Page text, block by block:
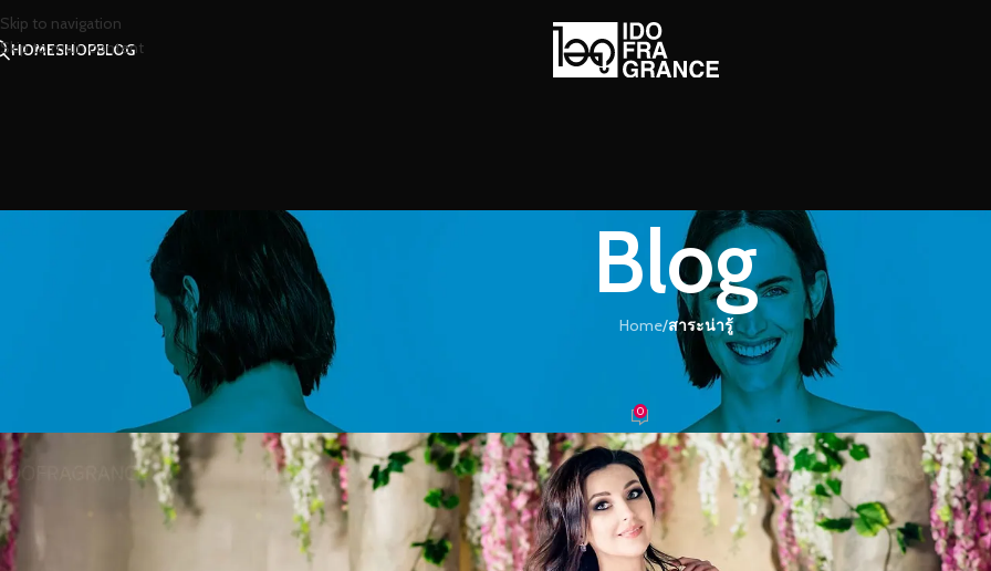
Skip to navigation
Skip to main content
HOMESHOPBLOG
Blog
Home/สาระน่ารู้
อยากได้น้ำหอมดีๆ มีคุณภาพต้องทำไง??
0